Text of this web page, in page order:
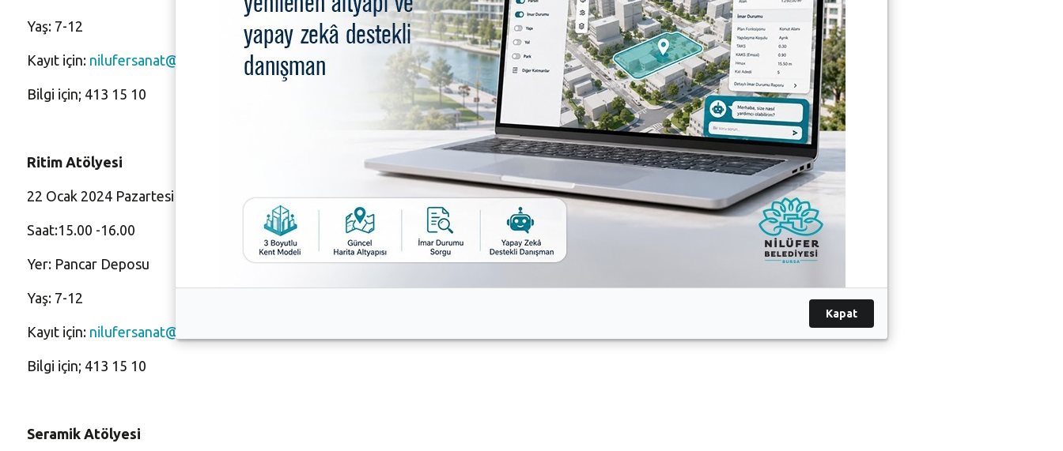
Yaş: 7-12
Kayıt için: nilufersanat@nilufer.bel.tr
Bilgi için; 413 15 10
Ritim Atölyesi
22 Ocak 2024 Pazartesi
Saat:15.00 -16.00
Yer: Pancar Deposu
Yaş: 7-12
Kayıt için: nilufersanat@nilufer.bel.tr
Bilgi için; 413 15 10
Seramik Atölyesi
Kapat